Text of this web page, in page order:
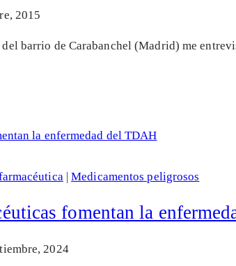
2015
barrio de Carabanchel (Madrid) me
|Medicamentos peligrosos
fomentan la
2024